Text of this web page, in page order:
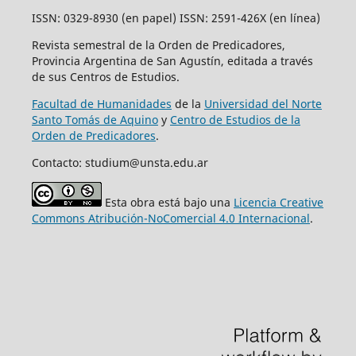
ISSN: 0329-8930 (en papel) ISSN: 2591-426X (en línea)
Revista semestral de la Orden de Predicadores,
Provincia Argentina de San Agustín, editada a través
de sus Centros de Estudios.
Facultad de Humanidades de la Universidad del Norte
Santo Tomás de Aquinoy Centro de Estudios de la
Orden de Predicadores.
Contacto: studium@unsta.edu.ar
Esta obra está bajo una Licencia Creative
Commons Atribución-NoComercial 4.0 Internacional.